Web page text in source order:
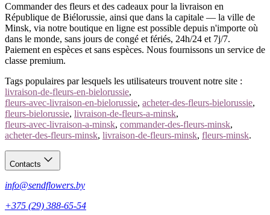
Commander des fleurs et des cadeaux pour la livraison en
République de Biélorussie, ainsi que dans la capitale — la ville de
Minsk, via notre boutique en ligne est possible depuis n'importe où
dans le monde, sans jours de congé et fériés, 24h/24 et 7j/7.
Paiement en espèces et sans espèces. Nous fournissons un service de
classe premium.
Tags populaires par lesquels les utilisateurs trouvent notre site :
livraison-de-fleurs-en-bielorussie,
fleurs-avec-livraison-en-bielorussie, acheter-des-fleurs-bielorussie,
fleurs-bielorussie, livraison-de-fleurs-a-minsk,
fleurs-avec-livraison-a-minsk, commander-des-fleurs-minsk,
acheter-des-fleurs-minsk, livraison-de-fleurs-minsk, fleurs-minsk.
Contacts
info@sendflowers.by
+375 (29) 388-65-54